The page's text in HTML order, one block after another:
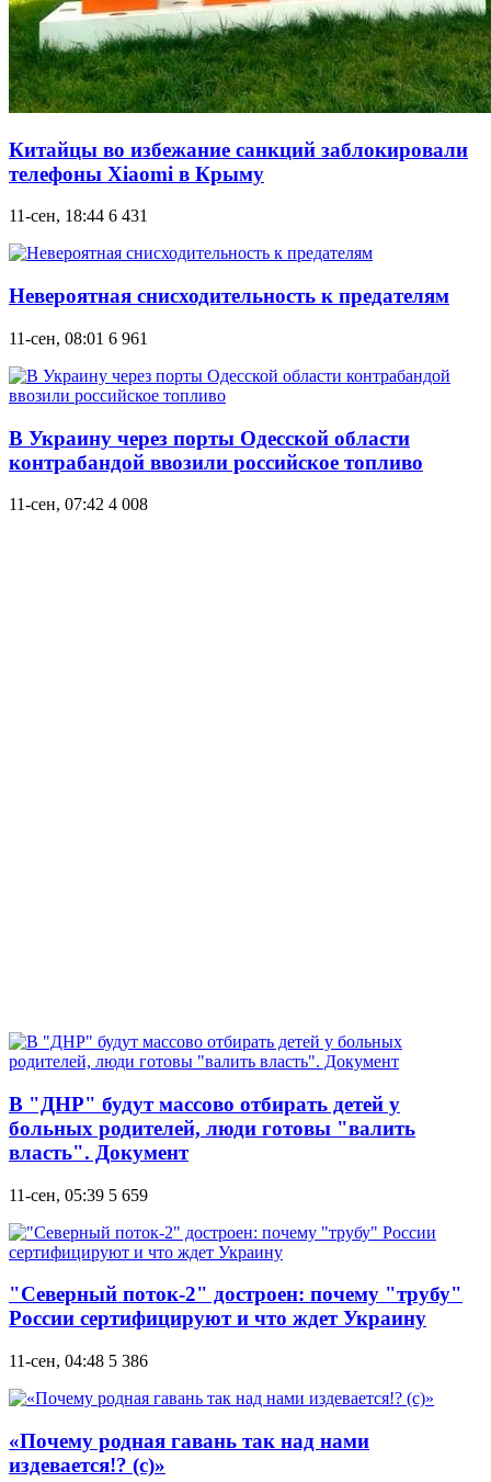
Китайцы во избежание санкций заблокировали
телефоны Xiaomi в Крыму
11-сен, 18:44 6 431
Невероятная снисходительность к предателям
11-сен, 08:01 6 961
В Украину через порты Одесской области
контрабандой ввозили российское топливо
11-сен, 07:42 4 008
В "ДНР" будут массово отбирать детей у
больных родителей, люди готовы "валить
власть". Документ
11-сен, 05:39 5 659
"Северный поток-2" достроен: почему "трубу"
России сертифицируют и что ждет Украину
11-сен, 04:48 5 386
«Почему родная гавань так над нами
издевается!? (с)»